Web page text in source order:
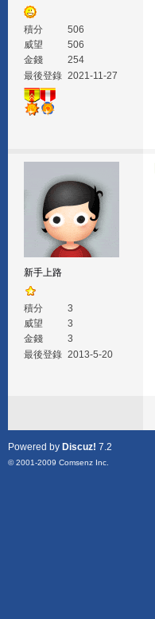
積分
506
威望
506
金錢
254
最後登錄 2021-11-27
新手上路
積分
3
威望
3
金錢
3
最後登錄 2013-5-20
Powered by Discuz! 7.2
© 2001-2009 Comsenz Inc.